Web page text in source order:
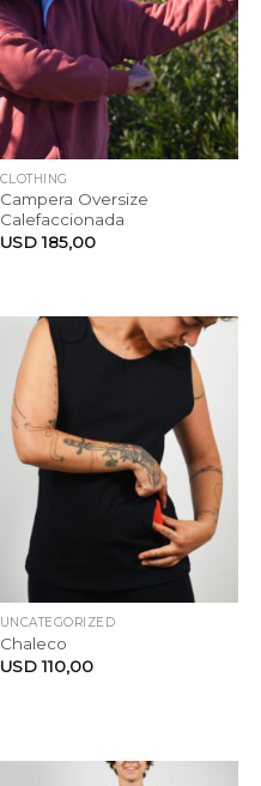
CLOTHING
Campera Oversize
Calefaccionada
USD185,00
UNCATEGORIZED
Chaleco
USD110,00